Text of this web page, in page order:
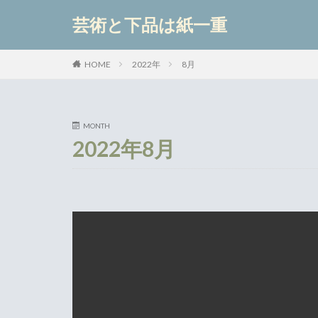
芸術と下品は紙一重
HOME 2022年 8月
MONTH
2022年8月
カテゴリー